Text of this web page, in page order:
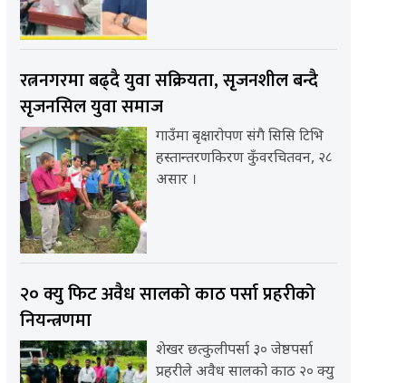
रत्ननगरमा बढ्दै युवा सक्रियता, सृजनशील बन्दै
सृजनसिल युवा समाज
गाउँमा बृक्षारोपण संगै सिसि टिभि
हस्तान्तरणकिरण कुँवरचितवन, २८
असार ।
२० क्यु फिट अवैध सालको काठ पर्सा प्रहरीको
नियन्त्रणमा
शेखर छत्कुलीपर्सा ३० जेष्ठपर्सा
प्रहरीले अवैध सालको काठ २० क्यु